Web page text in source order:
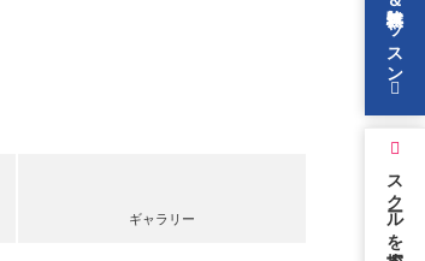
スクールを探す
ギャラリー